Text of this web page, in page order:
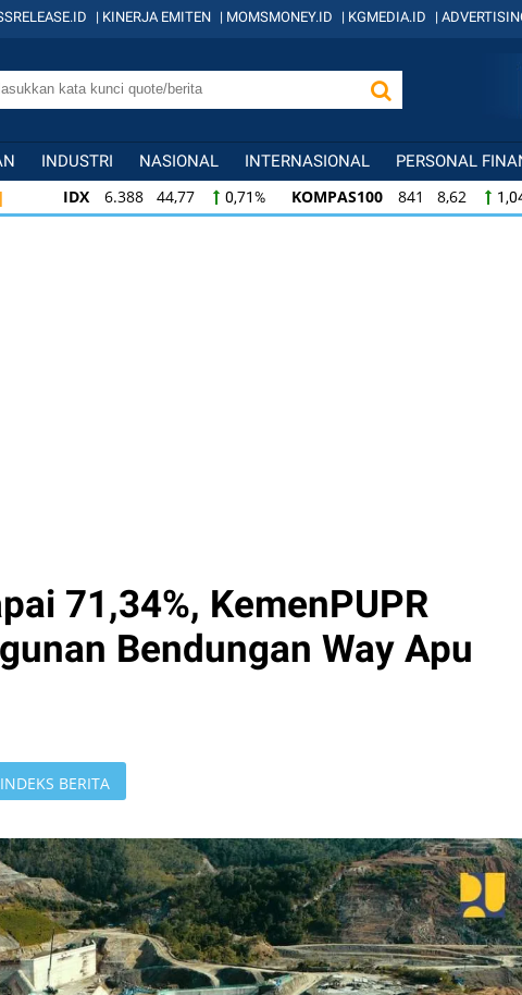
| KINERJA EMITEN | MOMSMONEY.ID | KGMEDIA.ID |
INDUSTRI NASIONAL INTERNASIONAL PERSONAL
IDX 6.388 44,77 0,71% KOMPAS100 841 8,62
KOMPAS100
841 8,62 1,04% LQ45 638 7,02 1,11%
71,34%, KemenPUPR
Bendungan Way Apu
INDEKS BERITA